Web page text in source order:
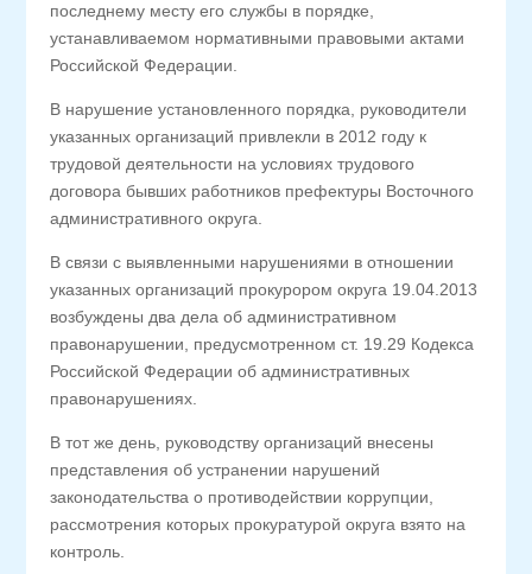
последнему месту его службы в порядке,
устанавливаемом нормативными правовыми актами
Российской Федерации.
В нарушение установленного порядка, руководители
указанных организаций привлекли в 2012 году к
трудовой деятельности на условиях трудового
договора бывших работников префектуры Восточного
административного округа.
В связи с выявленными нарушениями в отношении
указанных организаций прокурором округа 19.04.2013
возбуждены два дела об административном
правонарушении, предусмотренном ст. 19.29 Кодекса
Российской Федерации об административных
правонарушениях.
В тот же день, руководству организаций внесены
представления об устранении нарушений
законодательства о противодействии коррупции,
рассмотрения которых прокуратурой округа взято на
контроль.